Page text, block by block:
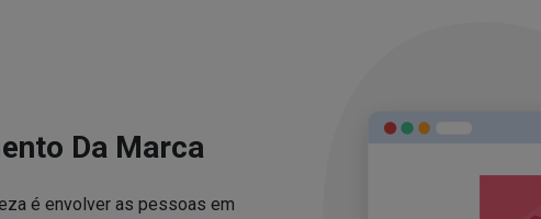
Da Marca
é envolver as pessoas em